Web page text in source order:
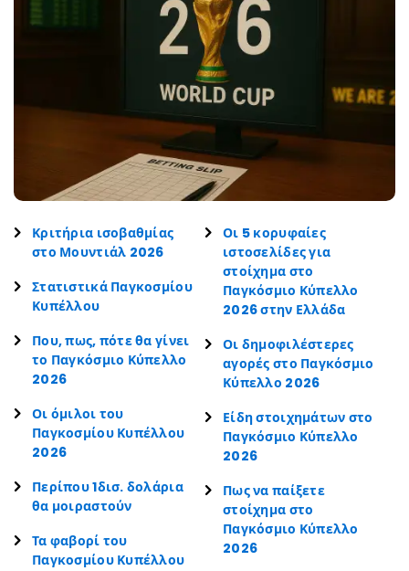
Κριτήρια ισοβαθμίας
στο Μουντιάλ 2026
Στατιστικά Παγκοσμίου
Κυπέλλου
Που, πως, πότε θα γίνει
το Παγκόσμιο Κύπελλο
2026
Οι όμιλοι του
Παγκοσμίου Κυπέλλου
2026
Περίπου 1δισ. δολάρια
θα μοιραστούν
Τα φαβορί του
Παγκοσμίου Κυπέλλου
Οι 5 κορυφαίες
ιστοσελίδες για
στοίχημα στο
Παγκόσμιο Κύπελλο
2026 στην Ελλάδα
Οι δημοφιλέστερες
αγορές στο Παγκόσμιο
Κύπελλο 2026
Είδη στοιχημάτων στο
Παγκόσμιο Κύπελλο
2026
Πως να παίξετε
στοίχημα στο
Παγκόσμιο Κύπελλο
2026